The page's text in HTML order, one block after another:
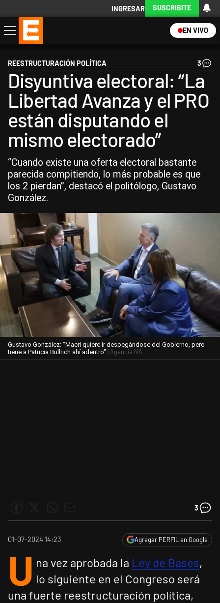
INGRESAR SUSCRIBITE
EN VIVO
Economía
Política
Internacional
Actualidad
Descargá la App
REESTRUCTURACIÓN POLÍTICA 3
Disyuntiva electoral: “La
Libertad Avanza y el PRO
están disputando el
mismo electorado”
“Cuando existe una oferta electoral bastante
parecida compitiendo, lo más probable es que
los 2 pierdan”, destacó el politólogo, Gustavo
González.
Gustavo González: "Macri quiere ir despegándose del Gobierno, pero
tiene a Patricia Bullrich ahí adentro" | Agencia NA
3
01-07-2024 14:23 Agregar PERFIL en Google
U na vez aprobada la Ley de Bases,
lo siguiente en el Congreso será
una fuerte reestructuración política,